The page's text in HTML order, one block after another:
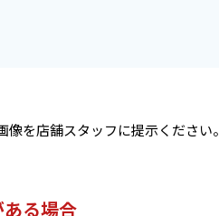
を店舗スタッフに提示ください。
る場合